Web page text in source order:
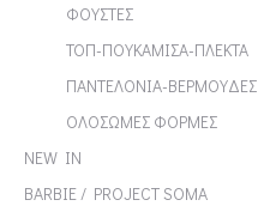
ΦΟΥΣΤΕΣ
ΤΟΠ-ΠΟΥΚΑΜΙΣΑ-ΠΛΕΚΤΑ
ΠΑΝΤΕΛΟΝΙΑ-ΒΕΡΜΟΥΔΕΣ
ΟΛΟΣΩΜΕΣ ΦΟΡΜΕΣ
NEW IN
BARBIE / PROJECT SOMA